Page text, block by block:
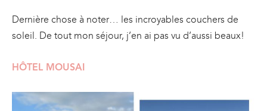
Dernière chose à noter… les incroyables couchers de
soleil. De tout mon séjour, j’en ai pas vu d’aussi beaux!
HÔTEL MOUSAI